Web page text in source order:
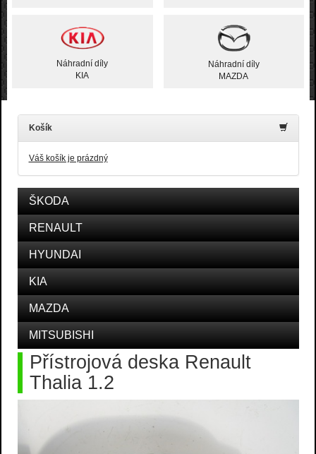
Náhradní díly
KIA
Náhradní díly
MAZDA
Košík
Váš košík je prázdný
ŠKODA
RENAULT
HYUNDAI
KIA
MAZDA
MITSUBISHI
Přístrojová deska Renault
Thalia 1.2